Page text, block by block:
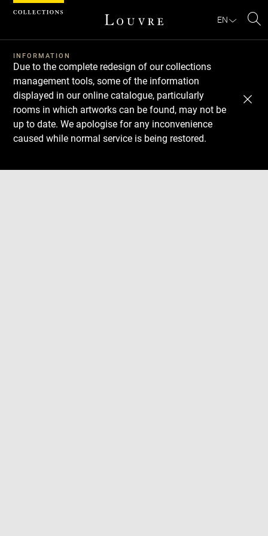
EN
INFORMATION
Due to the complete redesign of our collections
management tools, some of the information
displayed in our online catalogue, particularly
rooms in which artworks can be found, may not be
up to date. We apologise for any inconvenience
caused while normal service is being restored.
Download
Next
Previous
Cookies management panel